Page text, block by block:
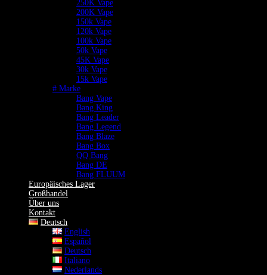
250K Vape
200K Vape
150k Vape
120k Vape
100k Vape
50k Vape
45K Vape
30k Vape
15k Vape
# Marke
Bang Vape
Bang King
Bang Leader
Bang Legend
Bang Blaze
Bang Box
QQ Bang
Bang DE
Bang FLUUM
Europäisches Lager
Großhandel
Über uns
Kontakt
Deutsch
English
Español
Deutsch
Italiano
Nederlands